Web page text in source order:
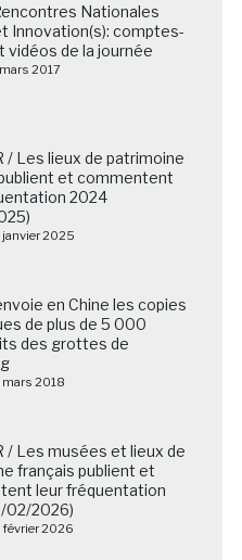
Nationales
Innovation(s): comptes-
vidéos de la journée
2017
/ Les lieux de patrimoine
et commentent
2024
janvier 2025
en Chine les copies
de plus de 5 000
des grottes de
2018
/ Les musées et lieux de
français publient et
leur fréquentation
02/2026)
février 2026